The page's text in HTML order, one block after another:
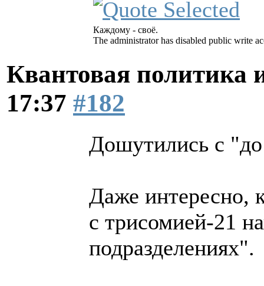
Каждому - своё.
The administrator has disabled public write
Квантовая политика
17:37 #182
Дошутились с "до
Даже интересно,
с трисомией-21
подразделениях".